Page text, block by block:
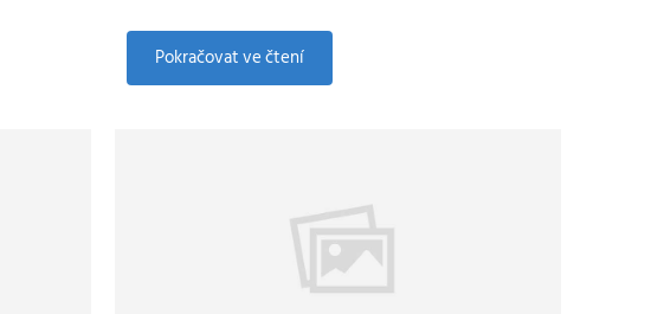
Pokračovat ve čtení:
MIK